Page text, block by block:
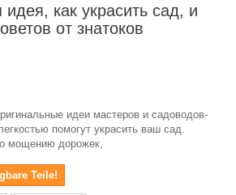
идея, как украсить сад, и
от знатоков
идеи мастеров и садоводов-
помогут украсить ваш сад.
мощению дорожек,
Teile!